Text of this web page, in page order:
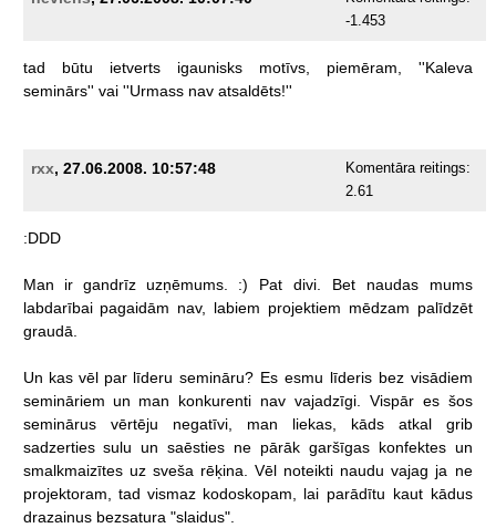
-1.453
tad būtu ietverts igaunisks motīvs, piemēram,
''Kaleva
seminārs'' vai ''Urmass nav atsaldēts!''
rxx, 27.06.2008. 10:57:48
Komentāra reitings:
2.61
:DDD
Man ir gandrīz uzņēmums. :) Pat divi. Bet naudas
mums
labdarībai pagaidām nav, labiem projektiem mēdzam palīdzēt
graudā.
Un kas vēl par līderu semināru? Es esmu līderis bez visādiem
semināriem un man konkurenti nav vajadzīgi. Vispār es šos
seminārus
vērtēju negatīvi, man liekas, kāds atkal
grib
sadzerties sulu un saēsties ne pārāk garšīgas konfektes un
smalkmaizītes uz sveša rēķina. Vēl noteikti naudu vajag ja ne
projektoram,
tad vismaz kodoskopam, lai parādītu kaut kādus
drazainus bezsatura "slaidus".